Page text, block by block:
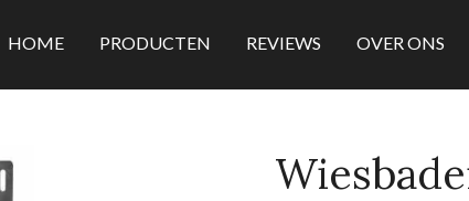
HOME PRODUCTEN REVIEWS OVER ONS